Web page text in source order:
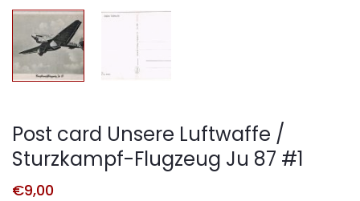
Post card Unsere Luftwaffe /
Sturzkampf-Flugzeug Ju 87 #1
€9,00